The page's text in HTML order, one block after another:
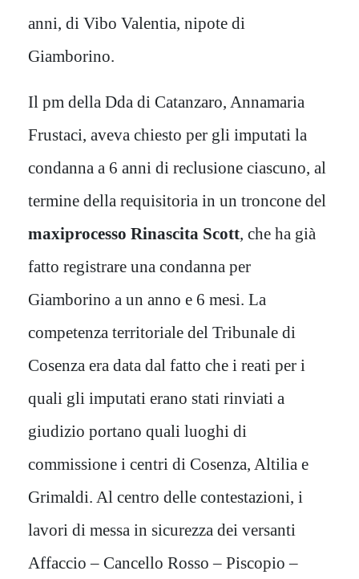
anni, di Vibo Valentia, nipote di
Giamborino.
Il pm della Dda di Catanzaro, Annamaria
Frustaci, aveva chiesto per gli imputati la
condanna a 6 anni di reclusione ciascuno, al
termine della requisitoria in un troncone del
maxiprocesso Rinascita Scott, che ha già
fatto registrare una condanna per
Giamborino a un anno e 6 mesi. La
competenza territoriale del Tribunale di
Cosenza era data dal fatto che i reati per i
quali gli imputati erano stati rinviati a
giudizio portano quali luoghi di
commissione i centri di Cosenza, Altilia e
Grimaldi. Al centro delle contestazioni, i
lavori di messa in sicurezza dei versanti
Affaccio – Cancello Rosso – Piscopio –